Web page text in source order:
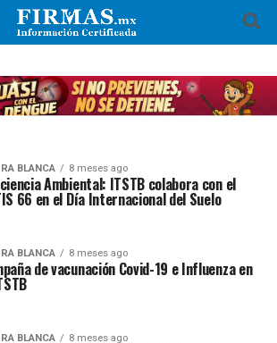
BLANCA 8 meses ago
Ambiental: ITSTB colabora con el
66 en el Día Internacional del Suelo
BLANCA 8 meses ago
de vacunación Covid-19 e Influenza en
BLANCA 8 meses ago